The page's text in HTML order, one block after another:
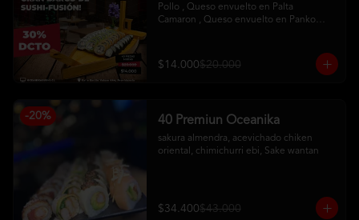
Pollo , Queso envuelto en Palta
Camaron , Queso envuelto en Panko
$14.000$20.000
-20% 40 Premiun Oceanika
sakura almendra, acevichado chiken
oriental, chimichurri ebi, Sake wantan
$34.400$43.000